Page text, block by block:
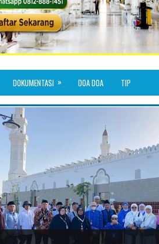
DOKUMENTASI » DOA DOA TIP